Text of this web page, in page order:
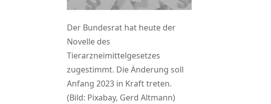
Der Bundesrat hat heute der
Novelle des
Tierarzneimittelgesetzes
zugestimmt. Die Änderung soll
Anfang 2023 in Kraft treten.
(Bild: Pixabay, Gerd Altmann)